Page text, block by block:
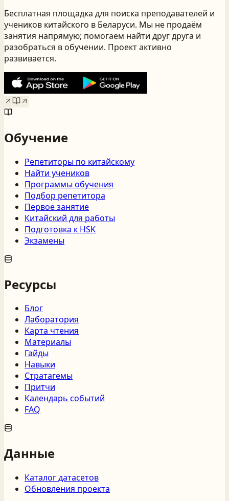
Бесплатная площадка для поиска преподавателей и
учеников китайского в Беларуси. Мы не продаём
занятия напрямую; помогаем найти друг друга и
разобраться в обучении. Проект активно
развивается.
Обучение
Репетиторы по китайскому
Найти учеников
Программы обучения
Подбор репетитора
Первое занятие
Китайский для работы
Подготовка к HSK
Экзамены
Ресурсы
Блог
Лаборатория
Карта чтения
Материалы
Гайды
Навыки
Стратагемы
Притчи
Календарь событий
FAQ
Данные
Каталог датасетов
Обновления проекта